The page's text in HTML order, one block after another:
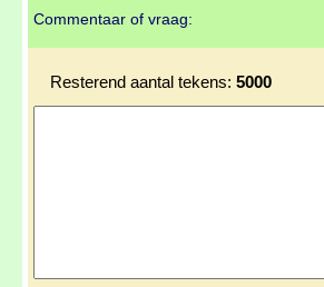
Commentaar of vraag:
Resterend aantal tekens: 5000